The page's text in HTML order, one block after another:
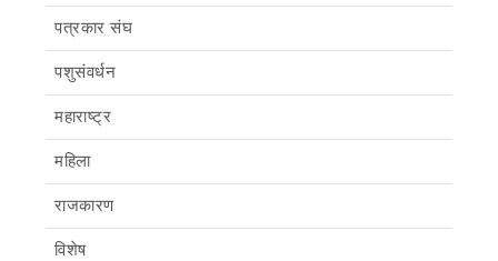
पत्रकार संघ
पशुसंवर्धन
महाराष्ट्र
महिला
राजकारण
विशेष